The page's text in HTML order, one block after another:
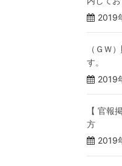
2019
（ＧＷ
す。
2019
【 官報
方
2019